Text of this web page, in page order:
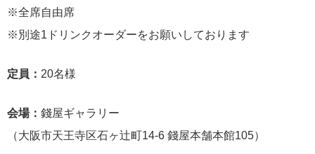
※全席自由席
※別途1ドリンクオーダーをお願いしております
定員： 20名様
会場： 錢屋ギャラリー
（大阪市天王寺区石ヶ辻町14-6 錢屋本舗本館105）